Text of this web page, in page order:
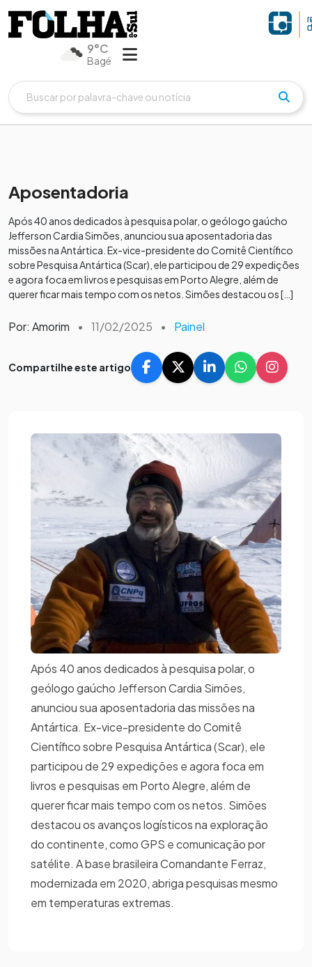
9°C
Bagé
Aposentadoria
Após 40 anos dedicados à pesquisa polar, o geólogo gaúcho
Jefferson Cardia Simões, anunciou sua aposentadoria das
missões na Antártica. Ex-vice-presidente do Comitê Científico
sobre Pesquisa Antártica (Scar), ele participou de 29 expedições
e agora foca em livros e pesquisas em Porto Alegre, além de
querer ficar mais tempo com os netos. Simões destacou os […]
Por: Amorim • 11/02/2025 • Painel
Compartilhe este artigo
Após 40 anos dedicados à pesquisa polar, o
geólogo gaúcho Jefferson Cardia Simões,
anunciou sua aposentadoria das missões na
Antártica. Ex-vice-presidente do Comitê
Científico sobre Pesquisa Antártica (Scar), ele
participou de 29 expedições e agora foca em
livros e pesquisas em Porto Alegre, além de
querer ficar mais tempo com os netos. Simões
destacou os avanços logísticos na exploração
do continente, como GPS e comunicação por
satélite. A base brasileira Comandante Ferraz,
modernizada em 2020, abriga pesquisas mesmo
em temperaturas extremas.